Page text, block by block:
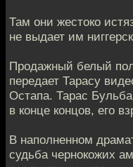
Там они жестоко
не выдает им
Продажный белый
передает Тарасу
Остапа. Тарас
в конце концов, его
В наполненном
судьба чернокожих